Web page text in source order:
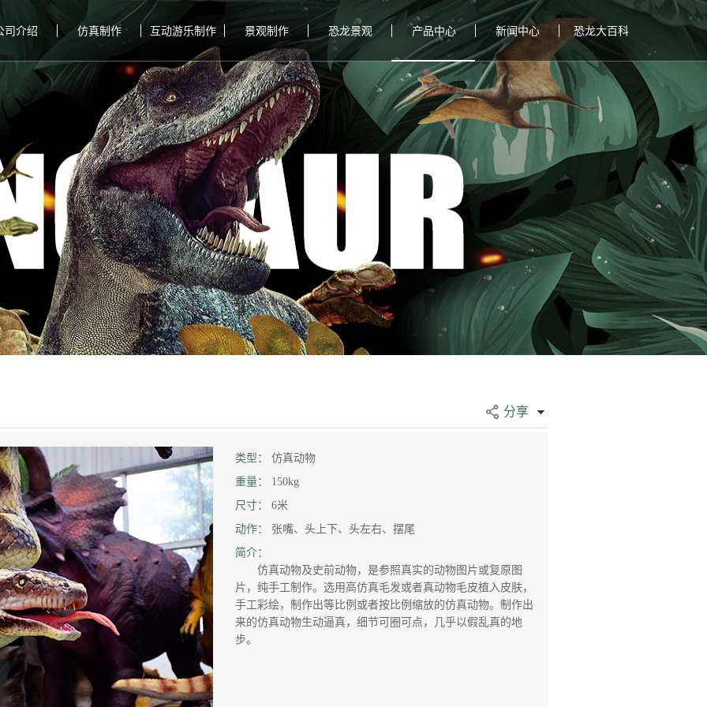
司介绍 仿真制作 互动游乐制作 景观制作 恐龙景观 产品中心 新闻中心 恐龙大百科
分享
类型：
仿真动物
重量：
150kg
尺寸：
6米
动作：
张嘴、头上下、头左右、摆尾
简介：
仿真动物及史前动物，是参照真实的动物图片或复原图
片，纯手工制作。选用高仿真毛发或者真动物毛皮植入皮肤，
手工彩绘，制作出等比例或者按比例缩放的仿真动物。制作出
来的仿真动物生动逼真，细节可圈可点，几乎以假乱真的地
步。